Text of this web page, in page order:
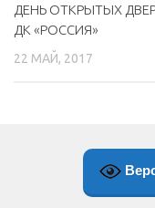
ДЕНЬ ОТКРЫТЫХ
ДК «РОССИЯ»
22 МАЙ, 2017